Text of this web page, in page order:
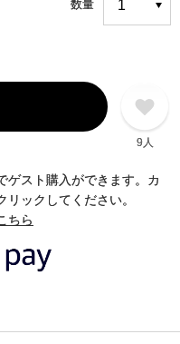
数量
9人
ゲスト購入ができます。カ
ックしてください。
ちら